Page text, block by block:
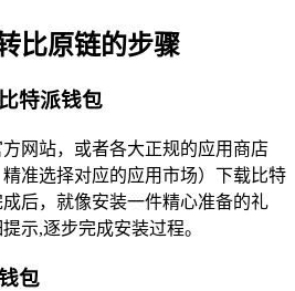
比原链的步骤
特派钱包
网站，或者各大正规的应用商店
精准选择对应的应用市场）下载比特
后，就像安装一件精心准备的礼
示,逐步完成安装过程。
包